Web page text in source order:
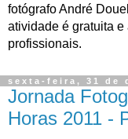
fotógrafo André
atividade é gratuita e
profissionais.
sexta-feira, 31 de
Jornada
Horas 2011 -